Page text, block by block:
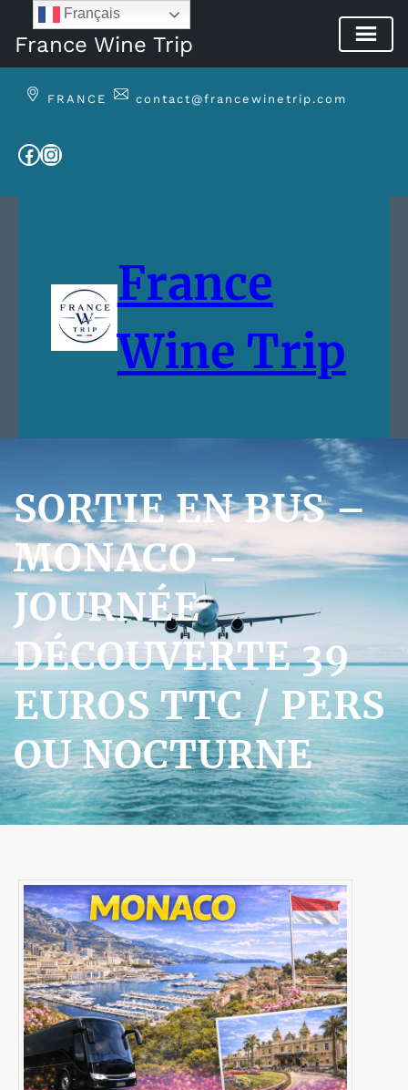
France Wine Trip
FRANCE contact@francewinetrip.com
Facebook
Instagram
France
Wine Trip
SORTIE EN BUS –
MONACO –
JOURNÉE
DÉCOUVERTE 39
EUROS TTC / PERS
OU NOCTURNE
Français